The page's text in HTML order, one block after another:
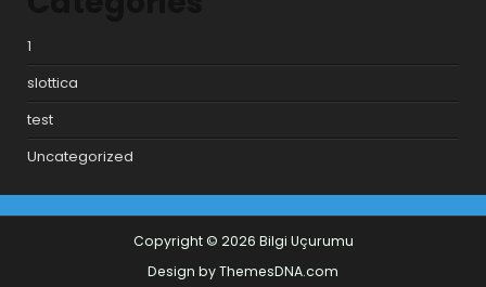
1
slottica
test
Uncategorized
Copyright © 2026 Bilgi Uçurumu
Design by ThemesDNA.com